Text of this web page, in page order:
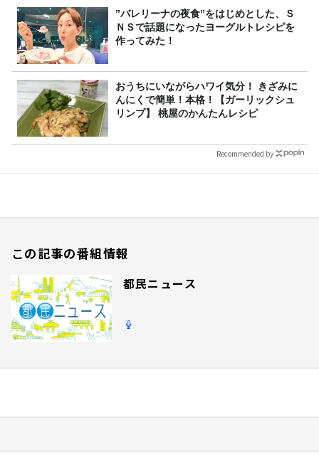
”バレリーナの夜食”をはじめとした、Ｓ
ＮＳで話題になったヨーグルトレシピを
作ってみた！
おうちにいながらハワイ気分！ きざみに
んにくで簡単！本格！【ガーリックシュ
リンプ】 桃屋のかんたんレシピ
Recommended by
この記事の番組情報
都民ニュース